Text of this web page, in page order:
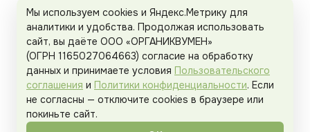
Рекламодателям Политика конфиденциальности
Пользовательское соглашение
Organicwoman.ru . Все права защищены.
Мы используем cookies и Яндекс.Метрику для
аналитики и удобства. Продолжая использовать
сайт, вы даёте ООО «ОРГАНИКВУМЕН»
(ОГРН 1165027064663) согласие на обработку
данных и принимаете условия Пользовательского
соглашения и Политики конфиденциальности. Если
не согласны — отключите cookies в браузере или
покиньте сайт.